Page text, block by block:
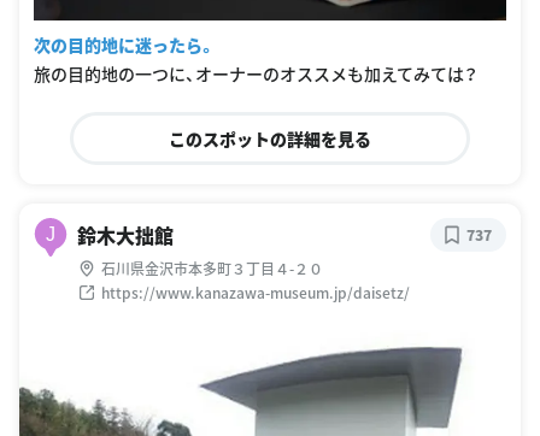
次の目的地に迷ったら。
旅の目的地の一つに、オーナーのオススメも加えてみては？
このスポットの詳細を見る
J 鈴木大拙館
石川県金沢市本多町３丁目４-２０
https://www.kanazawa-museum.jp/daisetz/
737